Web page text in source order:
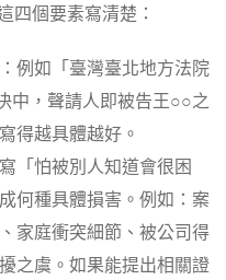
四個要素寫清楚：
：例如「臺灣臺北地方法院
中，聲請人即被告王○○之
得越具體越好。
「怕被別人知道會很困
何種具體損害。例如：案
家庭衝突細節、被公司得
之虞。如果能提出相關證